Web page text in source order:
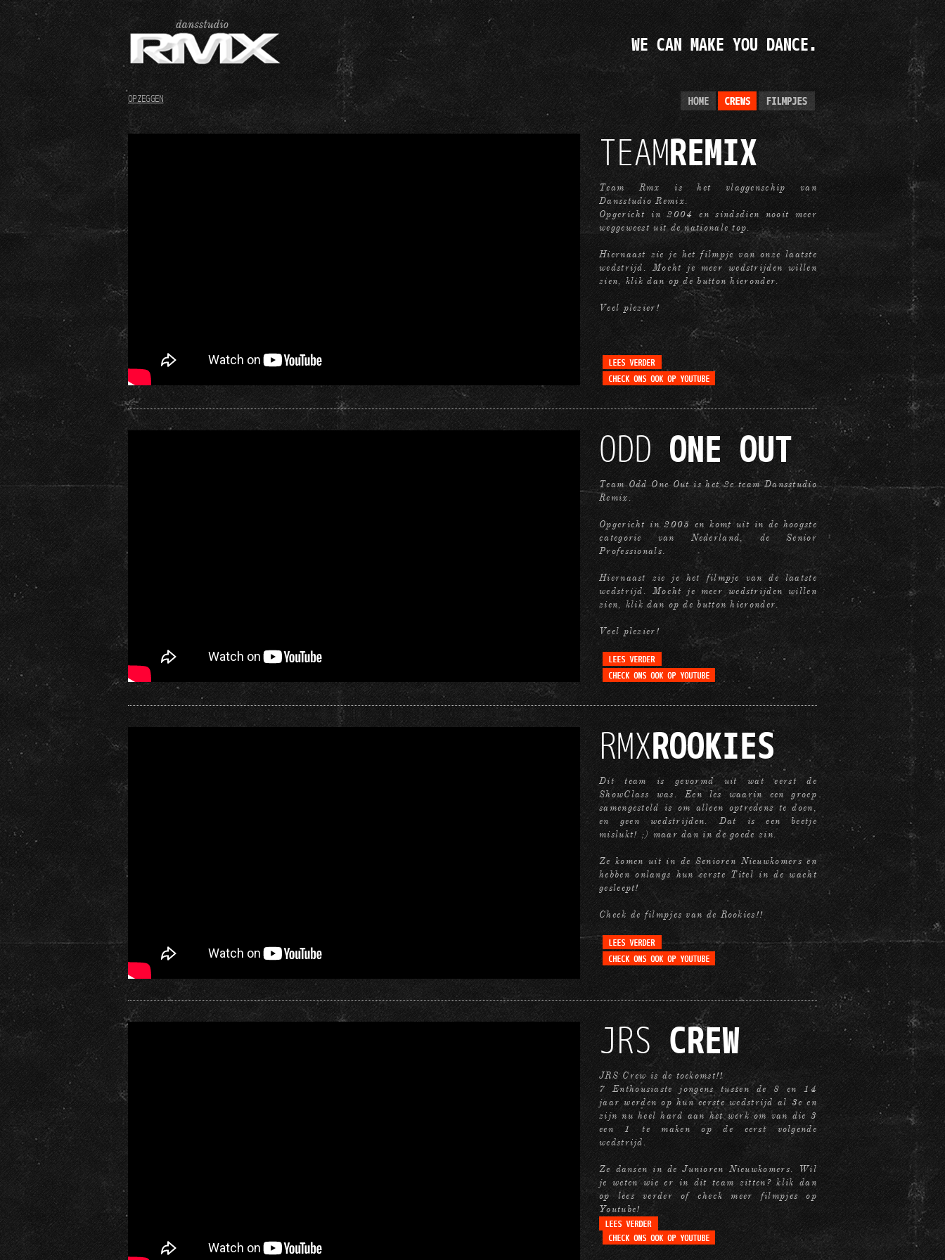
WE CAN MAKE YOU DANCE.
OPZEGGEN
TEAM REMIX
Team Rmx is het vlaggenschip van
Dansstudio Remix.
Opgericht in 2004 en sindsdien nooit meer
weggeweest uit de nationale top.
Hiernaast zie je het filmpje van onze laatste
wedstrijd. Mocht je meer wedstrijden willen
zien, klik dan op de button hieronder.
Veel plezier!
ODDONE OUT
Team Odd One Out is het 2e team Dansstudio
Remix.
Opgericht in 2005 en komt uit in de hoogste
categorie van Nederland, de Senior
Professionals.
Hiernaast zie je het filmpje van de laatste
wedstrijd. Mocht je meer wedstrijden willen
zien, klik dan op de button hieronder.
Veel plezier!
RMX ROOKIES
Dit team is gevormd uit wat eerst de
ShowClass was. Een les waarin een groep
samengesteld is om alleen optredens te doen,
en geen wedstrijden. Dat is een beetje
mislukt! ;) maar dan in de goede zin.
Ze komen uit in de Senioren Nieuwkomers en
hebben onlangs hun eerste Titel in de wacht
gesleept!
Check de filmpjes van de Rookies!!
JRSCREW
JRS Crew is de toekomst!!
7 Enthousiaste jongens tussen de 8 en 14
jaar werden op hun eerste wedstrijd al 3e en
zijn nu heel hard aan het werk om van die 3
een 1 te maken op de eerst volgende
wedstrijd.
Ze dansen in de Junioren Nieuwkomers. Wil
je weten wie er in dit team zitten? klik dan
op lees verder of check meer filmpjes op
Youtube!